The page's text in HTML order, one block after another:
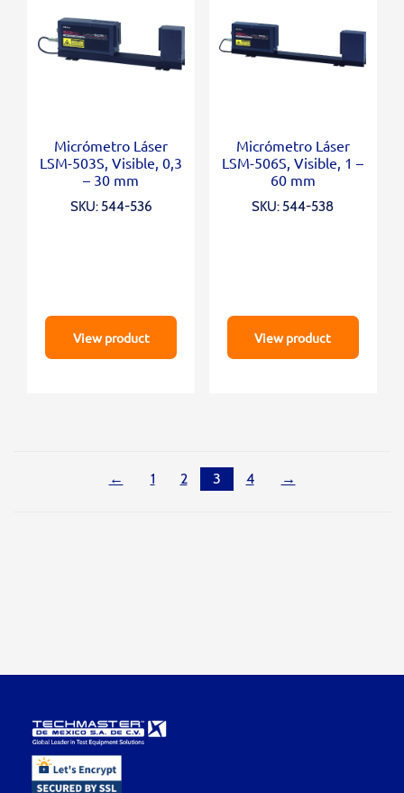
Micrómetro Láser
LSM-503S, Visible, 0,3
– 30 mm
SKU: 544-536
View product
Micrómetro Láser
LSM-506S, Visible, 1 –
60 mm
SKU: 544-538
View product
← 1 2 3 4 →